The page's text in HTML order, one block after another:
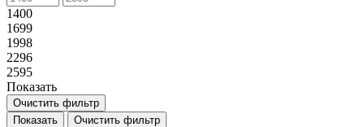
1400
1699
1998
2296
2595
Показать
Очистить фильтр
Очистить фильтр